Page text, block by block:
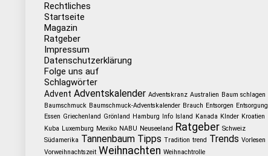
Rechtliches
Startseite
Magazin
Ratgeber
Impressum
Datenschutzerklärung
Folge uns auf
Schlagwörter
Advent Adventskalender Adventskranz Australien Baum schlagen
Baumschmuck Baumschmuck-Adventskalender Brauch Entsorgen Entsorgung
Essen Griechenland Grönland Hamburg Info Island Kanada KInder Kroatien
Kuba Luxemburg Mexiko NABU Neuseeland Ratgeber Schweiz
Südamerika Tannenbaum Tipps Tradition trend Trends Vorlesen
Vorweihnachtszeit Weihnachten Weihnachtrolle